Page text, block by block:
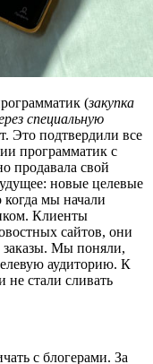
(закупка
специальную
Это подтвердили все
программатик с
продавала свой
новые целевые
мы начали
Клиенты
сайтов, они
заказы. Мы поняли,
аудиторию. К
стали сливать
с блогерами. За